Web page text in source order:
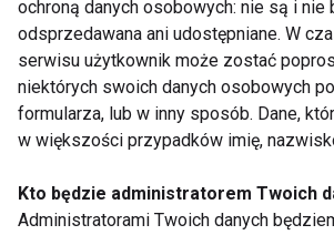
Dzieci
ochroną danych osobowych: nie są i nie
odsprzedawana ani udostępniane. W
serwisu użytkownik może zostać
niektórych swoich danych osobowych
formularza, lub w inny sposób. Dane,
w większości przypadków imię,
Kto będzie administratorem Twoich
Administratorami Twoich danych